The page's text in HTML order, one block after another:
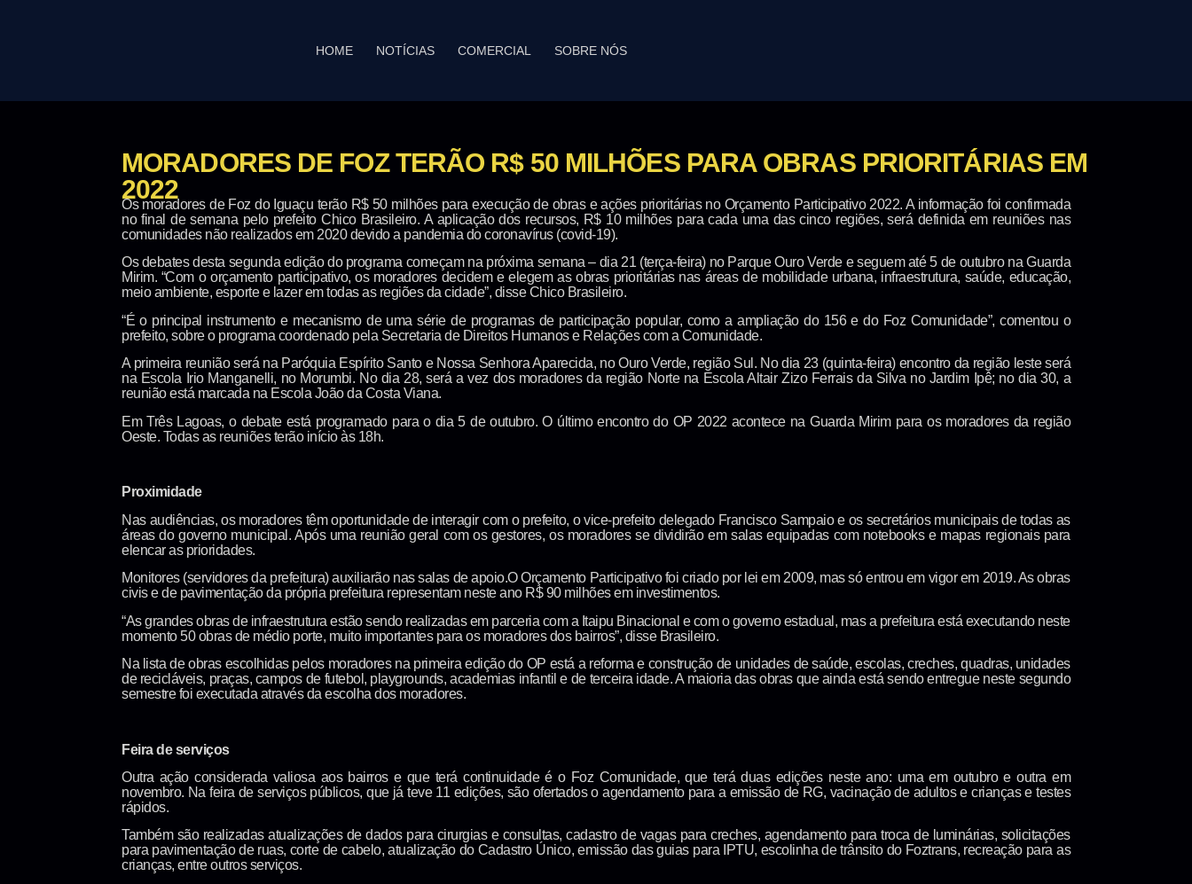
HOME NOTÍCIAS COMERCIAL SOBRE NÓS
MORADORES DE FOZ TERÃO R$ 50 MILHÕES PARA OBRAS PRIORITÁRIAS EM
2022
Os moradores de Foz do Iguaçu terão R$ 50 milhões para execução de obras e ações prioritárias no Orçamento Participativo 2022. A informação foi confirmada
no final de semana pelo prefeito Chico Brasileiro. A aplicação dos recursos, R$ 10 milhões para cada uma das cinco regiões, será definida em reuniões nas
comunidades não realizados em 2020 devido a pandemia do coronavírus (covid-19).
Os debates desta segunda edição do programa começam na próxima semana – dia 21 (terça-feira) no Parque Ouro Verde e seguem até 5 de outubro na Guarda
Mirim. “Com o orçamento participativo, os moradores decidem e elegem as obras prioritárias nas áreas de mobilidade urbana, infraestrutura, saúde, educação,
meio ambiente, esporte e lazer em todas as regiões da cidade”, disse Chico Brasileiro.
“É o principal instrumento e mecanismo de uma série de programas de participação popular, como a ampliação do 156 e do Foz Comunidade”, comentou o
prefeito, sobre o programa coordenado pela Secretaria de Direitos Humanos e Relações com a Comunidade.
A primeira reunião será na Paróquia Espírito Santo e Nossa Senhora Aparecida, no Ouro Verde, região Sul. No dia 23 (quinta-feira) encontro da região leste será
na Escola Irio Manganelli, no Morumbi. No dia 28, será a vez dos moradores da região Norte na Escola Altair Zizo Ferrais da Silva no Jardim Ipê; no dia 30, a
reunião está marcada na Escola João da Costa Viana.
Em Três Lagoas, o debate está programado para o dia 5 de outubro. O último encontro do OP 2022 acontece na Guarda Mirim para os moradores da região
Oeste. Todas as reuniões terão início às 18h.
Proximidade
Nas audiências, os moradores têm oportunidade de interagir com o prefeito, o vice-prefeito delegado Francisco Sampaio e os secretários municipais de todas as
áreas do governo municipal. Após uma reunião geral com os gestores, os moradores se dividirão em salas equipadas com notebooks e mapas regionais para
elencar as prioridades.
Monitores (servidores da prefeitura) auxiliarão nas salas de apoio.O Orçamento Participativo foi criado por lei em 2009, mas só entrou em vigor em 2019. As obras
civis e de pavimentação da própria prefeitura representam neste ano R$ 90 milhões em investimentos.
“As grandes obras de infraestrutura estão sendo realizadas em parceria com a Itaipu Binacional e com o governo estadual, mas a prefeitura está executando neste
momento 50 obras de médio porte, muito importantes para os moradores dos bairros”, disse Brasileiro.
Na lista de obras escolhidas pelos moradores na primeira edição do OP está a reforma e construção de unidades de saúde, escolas, creches, quadras, unidades
de recicláveis, praças, campos de futebol, playgrounds, academias infantil e de terceira idade. A maioria das obras que ainda está sendo entregue neste segundo
semestre foi executada através da escolha dos moradores.
Feira de serviços
Outra ação considerada valiosa aos bairros e que terá continuidade é o Foz Comunidade, que terá duas edições neste ano: uma em outubro e outra em
novembro. Na feira de serviços públicos, que já teve 11 edições, são ofertados o agendamento para a emissão de RG, vacinação de adultos e crianças e testes
rápidos.
Também são realizadas atualizações de dados para cirurgias e consultas, cadastro de vagas para creches, agendamento para troca de luminárias, solicitações
para pavimentação de ruas, corte de cabelo, atualização do Cadastro Único, emissão das guias para IPTU, escolinha de trânsito do Foztrans, recreação para as
crianças, entre outros serviços.